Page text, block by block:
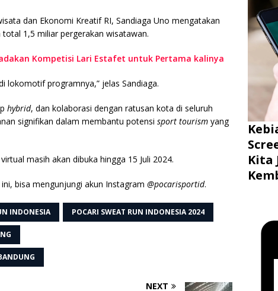
dan Ekonomi Kreatif RI, Sandiaga Uno mengatakan
1,5 miliar pergerakan wisatawan.
Kompetisi Lari Estafet untuk Pertama kalinya
lokomotif programnya,” jelas Sandiaga.
hybrid, dan kolaborasi dengan ratusan kota di seluruh
signifikan dalam membantu potensi sport tourism yang
masih akan dibuka hingga 15 Juli 2024.
bisa mengunjungi akun Instagram @pocarisportid.
INDONESIA POCARI SWEAT RUN INDONESIA 2024
NEXT
Kita